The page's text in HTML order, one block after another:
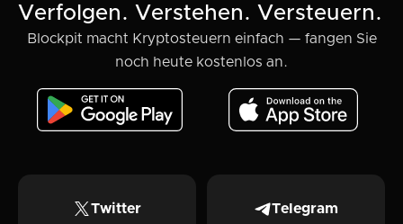
Verfolgen. Verstehen. Versteuern.
Blockpit macht Kryptosteuern einfach — fangen Sie
noch heute kostenlos an.
Twitter Telegram